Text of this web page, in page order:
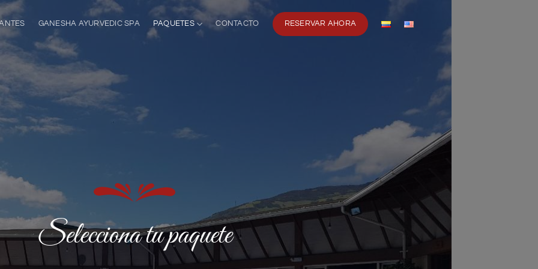
GANESHA AYURVEDIC SPA PAQUETES CONTACTO RESERVAR AHORA
Selecciona tu paquete